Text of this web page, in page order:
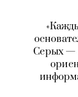
Серых —